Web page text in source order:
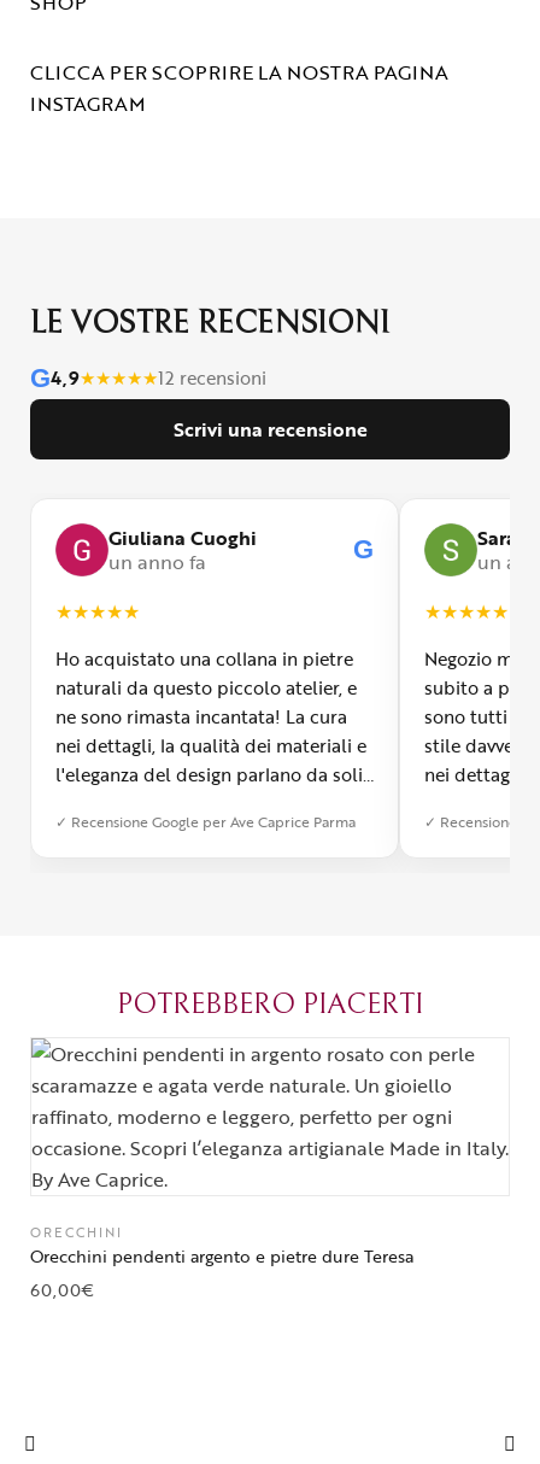
CLICCA PER SCOPRIRE LA NOSTRA PAGINA
INSTAGRAM
LE VOSTRE RECENSIONI
G4,9★★★★★12 recensioni
Scrivi una recensione
Giuliana Cuoghi
un anno fa
G
★★★★★
Ho acquistato una collana in pietre
naturali da questo piccolo atelier, e
ne sono rimasta incantata! La cura
nei dettagli, la qualità dei materiali e
l'eleganza del design parlano da soli.
stato impeccabile: veloce, preciso e
✓ Recensione Google per Ave Caprice Parma
Sara
un
★★★★★
Negozio
subito a
sono tutti
stile davvero
nei dettagli,
qualità e si
✓ Recensione
POTREBBERO PIACERTI
ORECCHINI
Orecchini pendenti argento e pietre dure Teresa
60,00€